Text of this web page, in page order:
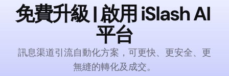
免費升級 | 啟用 iSlash AI
平台
訊息渠道引流自動化方案，可更快、更安全、更
無縫的轉化及成交。